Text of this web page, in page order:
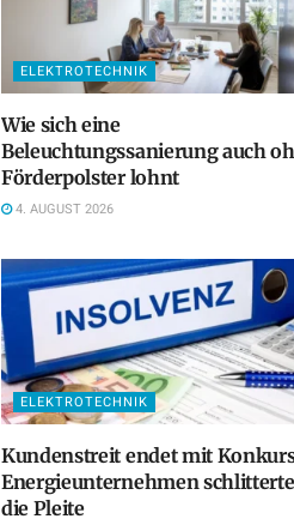
ELEKTROTECHNIK
Wie sich eine
Beleuchtungssanierung auch
Förderpolster lohnt
4. AUGUST 2026
ELEKTROTECHNIK
Kundenstreit endet mit
Energieunternehmen
die Pleite